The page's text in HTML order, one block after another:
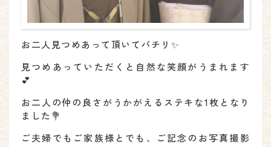
お二人見つめあって頂いてパチリ✨
見つめあっていただくと自然な笑顔がうまれます
💕
お二人の仲の良さがうかがえるステキな1枚となり
ました💐
ご夫婦でもご家族様とでも、ご記念のお写真撮影